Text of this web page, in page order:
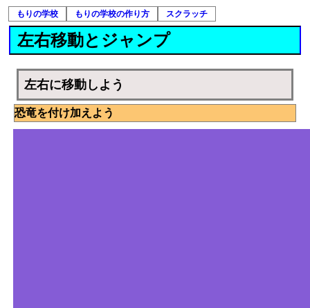
もりの学校 もりの学校の作り方 スクラッチ
左右移動とジャンプ
左右に移動しよう
恐竜を付け加えよう